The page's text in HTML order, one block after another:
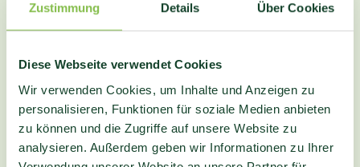
Zustimmung Details Über Cookies
Diese Webseite verwendet Cookies
Wir verwenden Cookies, um Inhalte und Anzeigen zu
personalisieren, Funktionen für soziale Medien anbieten
zu können und die Zugriffe auf unsere Website zu
analysieren. Außerdem geben wir Informationen zu Ihrer
Zusammenfassend ist das Verschenken eines Baumes zur
Geburt eine einzigartige und nachhaltige Geste der Liebe
Natur und schafft eine bleibende Verbindung zwischen
dem Leben des Kindes und der lebendigen Welt um uns
herum. Es ist ein Geschenk, das nicht nur in den ersten
Tagen nach der Geburt Freude bereitet, sondern ein Leben
lang eine wertvolle Erinnerung an den Beginn einer